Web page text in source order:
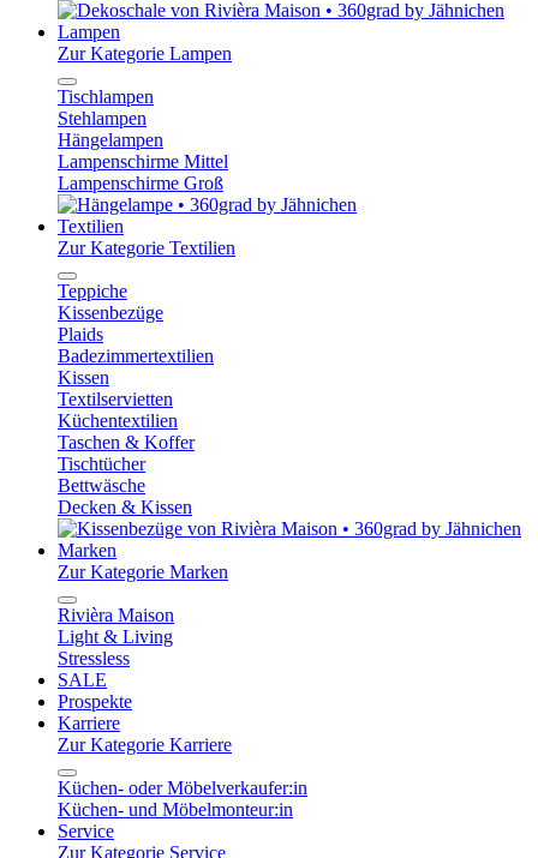
Lampen
Zur Kategorie Lampen
Tischlampen
Stehlampen
Hängelampen
Lampenschirme Mittel
Lampenschirme Groß
Textilien
Zur Kategorie Textilien
Teppiche
Kissenbezüge
Plaids
Badezimmertextilien
Kissen
Textilservietten
Küchentextilien
Taschen & Koffer
Tischtücher
Bettwäsche
Decken & Kissen
Marken
Zur Kategorie Marken
Rivièra Maison
Light & Living
Stressless
SALE
Prospekte
Karriere
Zur Kategorie Karriere
Küchen- oder Möbelverkaufer:in
Küchen- und Möbelmonteur:in
Service
Zur Kategorie Service